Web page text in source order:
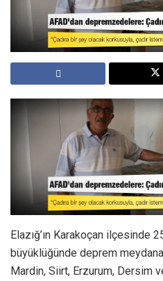
Elazığ’ın Karakoçan ilçesinde
büyüklüğünde deprem
Mardin, Siirt, Erzurum, Dersim